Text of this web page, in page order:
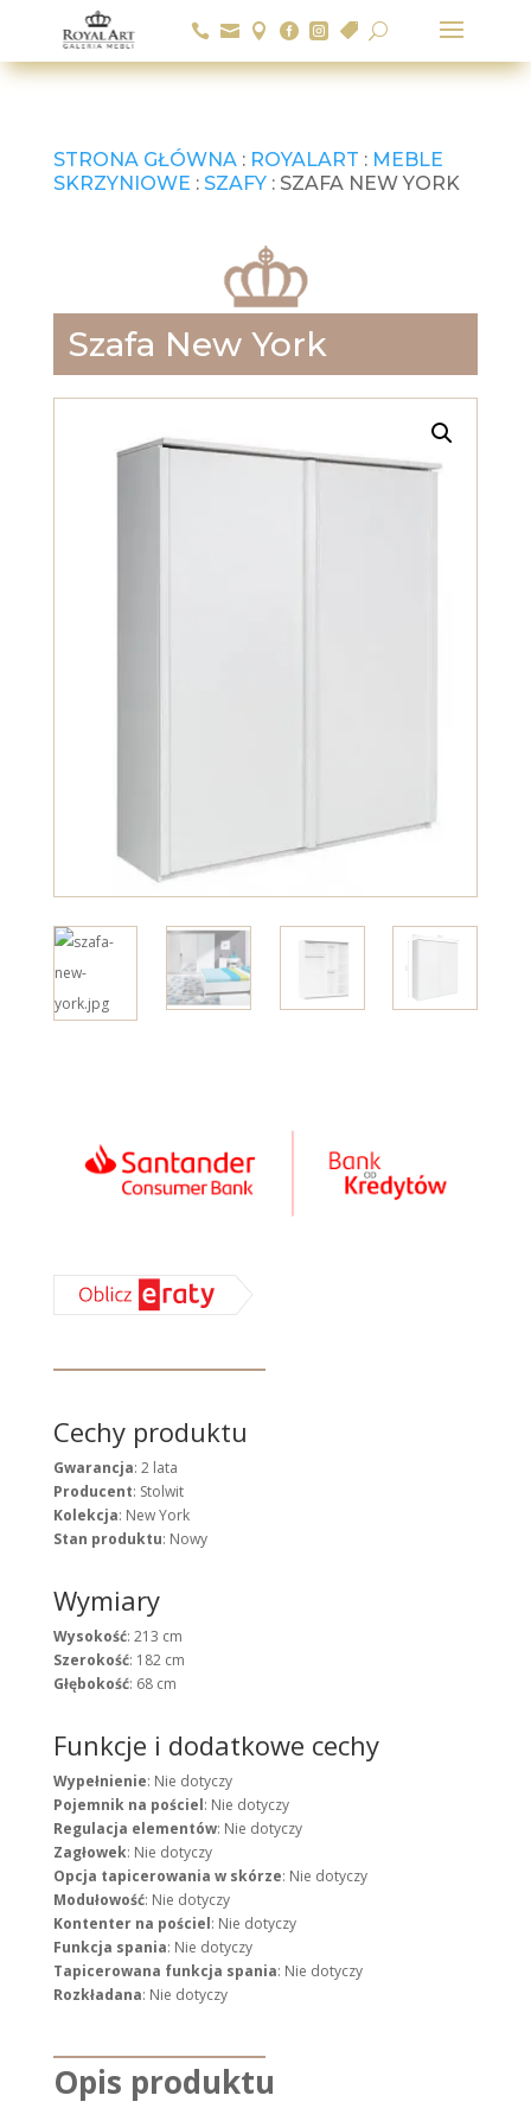
      U
STRONA GŁÓWNA: ROYALART : MEBLE
SKRZYNIOWE : SZAFY: SZAFA NEW YORK
Szafa New York
Cechy produktu
Gwarancja: 2 lata
Producent: Stolwit
Kolekcja: New York
Stan produktu: Nowy
Wymiary
Wysokość: 213 cm
Szerokość: 182 cm
Głębokość: 68 cm
Funkcje i dodatkowe cechy
Wypełnienie: Nie dotyczy
Pojemnik na pościel: Nie dotyczy
Regulacja elementów: Nie dotyczy
Zagłowek: Nie dotyczy
Opcja tapicerowania w skórze: Nie dotyczy
Modułowość: Nie dotyczy
Kontenter na pościel: Nie dotyczy
Funkcja spania: Nie dotyczy
Tapicerowana funkcja spania: Nie dotyczy
Rozkładana: Nie dotyczy
Opis produktu